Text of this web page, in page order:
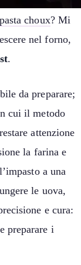
pasta choux? Mi
nel forno,
.
da preparare;
cui il metodo
attenzione
la farina e
a una
le uova,
e cura:
preparare i